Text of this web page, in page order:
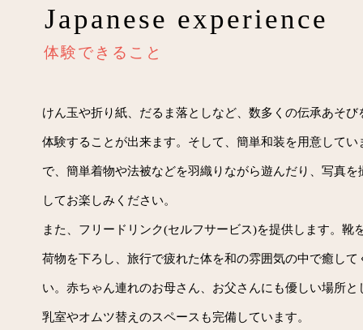
Japanese experience
体験できること
けん玉や折り紙、だるま落としなど、数多くの伝承あそび
体験することが出来ます。そして、簡単和装を用意してい
で、簡単着物や法被などを羽織りながら遊んだり、写真を
してお楽しみください。
また、フリードリンク(セルフサービス)を提供します。靴
荷物を下ろし、旅行で疲れた体を和の雰囲気の中で癒して
い。赤ちゃん連れのお母さん、お父さんにも優しい場所と
乳室やオムツ替えのスペースも完備しています。